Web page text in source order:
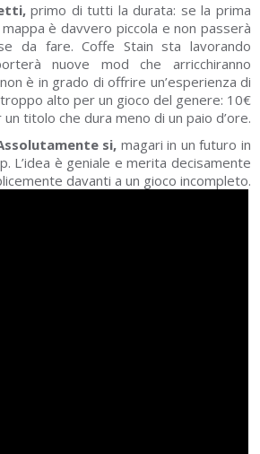
primo di tutti la durata: se la prima
è davvero piccola e non passerà
da fare. Coffe Stain sta lavorando
nuove mod che arricchiranno
è in grado di offrire un’esperienza di
alto per un gioco del genere: 10€
titolo che dura meno di un paio d’ore.
si, magari in un futuro in
L’idea è geniale e merita decisamente
davanti a un gioco incompleto.